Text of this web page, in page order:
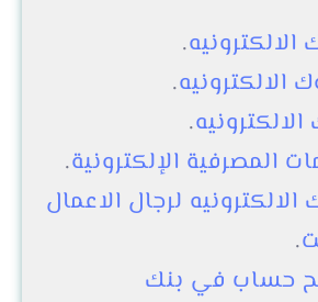
الالكترونيه.
الالكترونيه.
.
المصرفية الإلكترونية.
الالكترونيه لرجال الاعمال
.
حساب في بنك